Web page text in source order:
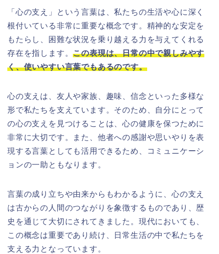
「心の支え」という言葉は、私たちの生活や心に深く
根付いている非常に重要な概念です。精神的な安定を
もたらし、困難な状況を乗り越える力を与えてくれる
存在を指します。この表現は、日常の中で親しみやす
く、使いやすい言葉でもあるのです。
心の支えは、友人や家族、趣味、信念といった多様な
形で私たちを支えています。そのため、自分にとって
の心の支えを見つけることは、心の健康を保つために
非常に大切です。また、他者への感謝や思いやりを表
現する言葉としても活用できるため、コミュニケーシ
ョンの一助ともなります。
言葉の成り立ちや由来からもわかるように、心の支え
は古からの人間のつながりを象徴するものであり、歴
史を通じて大切にされてきました。現代においても、
この概念は重要であり続け、日常生活の中で私たちを
支える力となっています。